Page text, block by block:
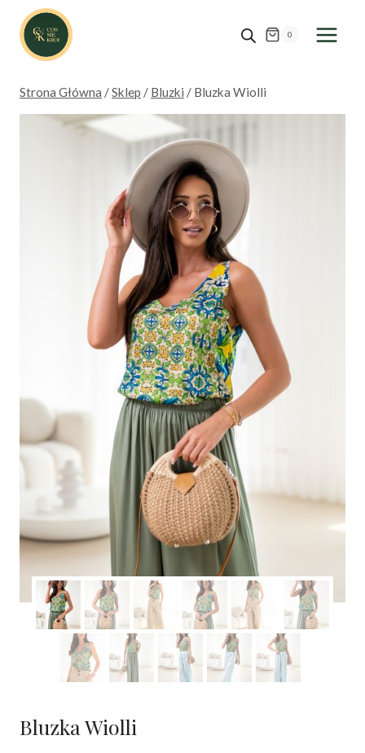
Przejdź
treści
0
Strona Główna /Sklep / Bluzki / Bluzka Wiolli
Bluzka Wiolli